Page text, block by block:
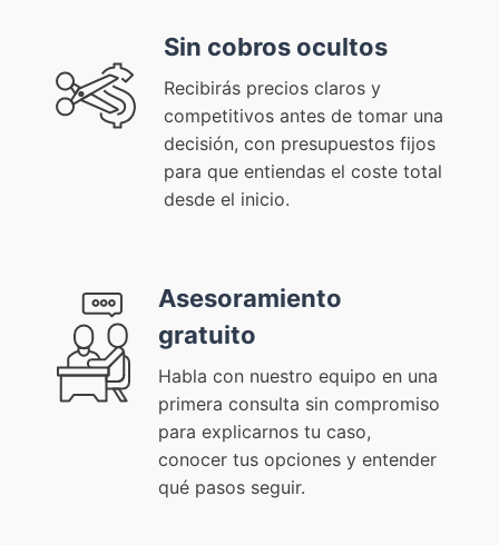
Sin cobros ocultos
Recibirás precios claros y
competitivos antes de tomar una
decisión, con presupuestos fijos
para que entiendas el coste total
desde el inicio.
Asesoramiento
gratuito
Habla con nuestro equipo en una
primera consulta sin compromiso
para explicarnos tu caso,
conocer tus opciones y entender
qué pasos seguir.